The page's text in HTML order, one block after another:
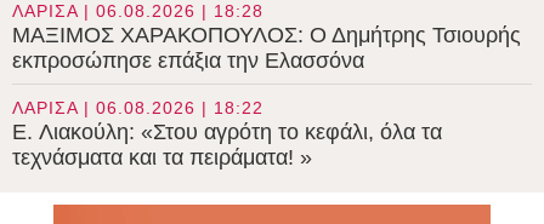
ΛΑΡΙΣΑ | 06.08.2026 | 18:28
ΜΑΞΙΜΟΣ ΧΑΡΑΚΟΠΟΥΛΟΣ: Ο Δημήτρης Τσιουρής
εκπροσώπησε επάξια την Ελασσόνα
ΛΑΡΙΣΑ | 06.08.2026 | 18:22
E. Λιακούλη: «Στου αγρότη το κεφάλι, όλα τα
τεχνάσματα και τα πειράματα! »